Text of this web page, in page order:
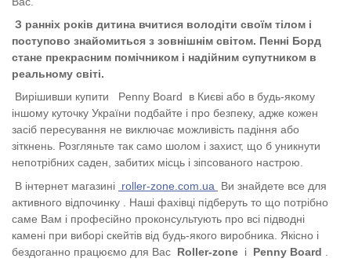
З ранніх років дитина вчитися володіти своїм тілом і
поступово знайомиться з зовнішнім світом. Пенні Борд
стане прекрасним помічником і надійним супутником в
реальному світі.
Вирішивши купити
Penny Board
в Києві або в будь-якому
іншому куточку України подбайте і про безпеку, адже кожен
засіб пересування не виключає можливість падіння або
зіткнень. Розгляньте так само шолом і захист, що б уникнути
непотрібних саден, забитих місць і зіпсованого настрою.
В інтернет магазині roller-zone.com.ua
Ви знайдете все для
активного відпочинку . Наші фахівці підберуть то що потрібно
саме Вам і професійно проконсультують про всі підводні
камені при виборі скейтів від будь-якого виробника. Якісно і
бездоганно працюємо для Вас Roller-zone і Penny Board